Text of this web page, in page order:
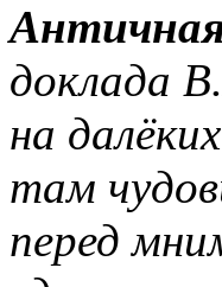
Античная
доклада
на
там
перед